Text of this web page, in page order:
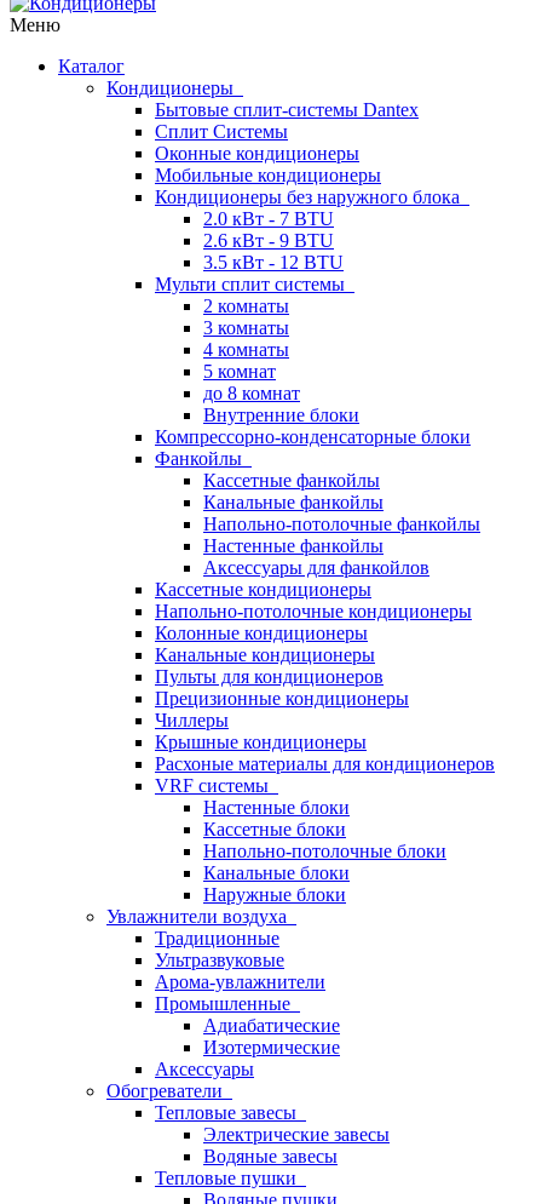
Меню
Каталог
Кондиционеры
Бытовые сплит-системы Dantex
Сплит Системы
Оконные кондиционеры
Мобильные кондиционеры
Кондиционеры без наружного блока
2.0 кВт - 7 BTU
2.6 кВт - 9 BTU
3.5 кВт - 12 BTU
Мульти сплит системы
2 комнаты
3 комнаты
4 комнаты
5 комнат
до 8 комнат
Внутренние блоки
Компрессорно-конденсаторные блоки
Фанкойлы
Кассетные фанкойлы
Канальные фанкойлы
Напольно-потолочные фанкойлы
Настенные фанкойлы
Аксессуары для фанкойлов
Кассетные кондиционеры
Напольно-потолочные кондиционеры
Колонные кондиционеры
Канальные кондиционеры
Пульты для кондиционеров
Прецизионные кондиционеры
Чиллеры
Крышные кондиционеры
Расхоные материалы для кондиционеров
VRF системы
Настенные блоки
Кассетные блоки
Напольно-потолочные блоки
Канальные блоки
Наружные блоки
Увлажнители воздуха
Традиционные
Ультразвуковые
Арома-увлажнители
Промышленныe
Адиабатические
Изотермические
Аксессуары
Обогреватели
Тепловые завесы
Электрические завесы
Водяные завесы
Тепловые пушки
Водяные пушки